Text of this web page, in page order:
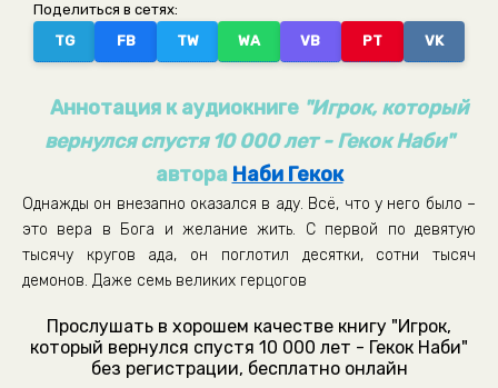
Поделиться в сетях:
TG
FB TW WA VB PT VK
Аннотация к аудиокниге "Игрок, который
вернулся спустя 10 000 лет - Гекок Наби"
автора Наби Гекок
Однажды он внезапно оказался в аду. Всё, что у него было –
это вера в Бога и желание жить. С первой по девятую
тысячу кругов ада, он поглотил десятки, сотни тысяч
демонов. Даже семь великих герцогов
Прослушать в хорошем качестве книгу "Игрок,
который вернулся спустя 10 000 лет - Гекок Наби"
без регистрации, бесплатно онлайн